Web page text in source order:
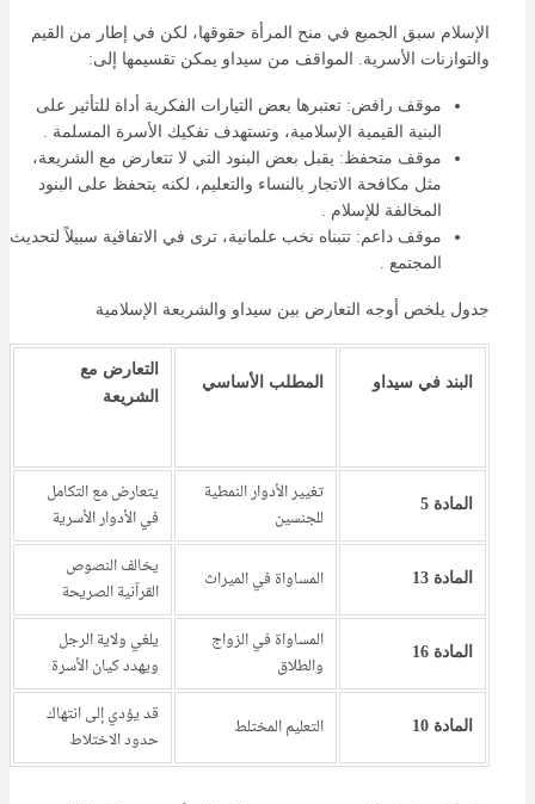
الإسلام سبق الجميع في منح المرأة حقوقها، لكن في إطار من القيم
والتوازنات الأسرية. المواقف من سيداو يمكن تقسيمها إلى:
موقف رافض: تعتبرها بعض التيارات الفكرية أداة للتأثير على
البنية القيمية الإسلامية، وتستهدف تفكيك الأسرة المسلمة .
موقف متحفظ: يقبل بعض البنود التي لا تتعارض مع الشريعة،
مثل مكافحة الاتجار بالنساء والتعليم، لكنه يتحفظ على البنود
المخالفة للإسلام .
موقف داعم: تتبناه نخب علمانية، ترى في الاتفاقية سبيلاً لتحديث
المجتمع .
جدول يلخص أوجه التعارض بين سيداو والشريعة الإسلامية
البند في سيداو المطلب الأساسي
التعارض مع
الشريعة
المادة 5
تغيير الأدوار النمطية
للجنسين
يتعارض مع التكامل
في الأدوار الأسرية
المادة 13 المساواة في الميراث
يخالف النصوص
القرآنية الصريحة
المادة 16
المساواة في الزواج
والطلاق
يلغي ولاية الرجل
ويهدد كيان الأسرة
المادة 10 التعليم المختلط
قد يؤدي إلى انتهاك
حدود الاختلاط